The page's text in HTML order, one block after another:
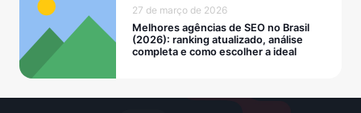
27 de março de 2026
Melhores agências de SEO no Brasil
(2026): ranking atualizado, análise
completa e como escolher a ideal